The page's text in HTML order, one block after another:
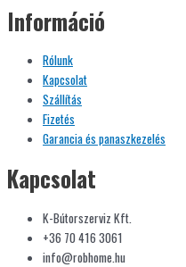
Információ
Rólunk
Kapcsolat
Szállítás
Fizetés
Garancia és panaszkezelés
Kapcsolat
K-Bútorszerviz Kft.
+36 70 416 3061
info@robhome.hu